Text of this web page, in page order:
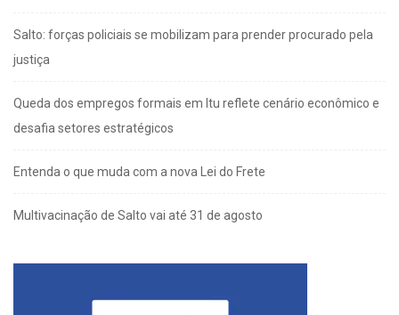
Salto: forças policiais se mobilizam para prender procurado pela
justiça
Queda dos empregos formais em Itu reflete cenário econômico e
desafia setores estratégicos
Entenda o que muda com a nova Lei do Frete
Multivacinação de Salto vai até 31 de agosto